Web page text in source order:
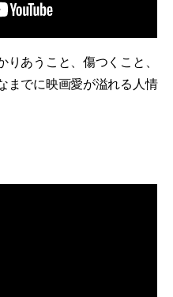
あうこと、傷つくこと、
までに映画愛が溢れる人情